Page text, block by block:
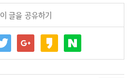
이 글을 공유하기